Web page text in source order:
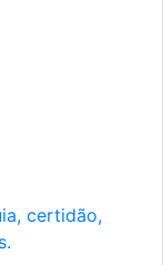
certidão,